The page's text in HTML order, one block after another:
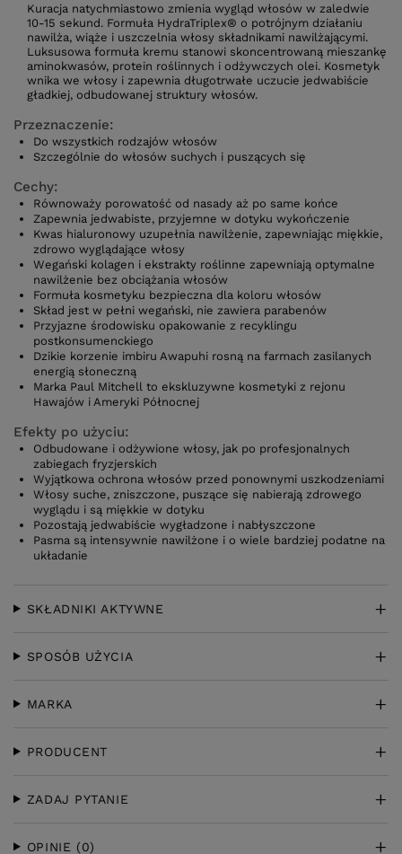
Kuracja natychmiastowo zmienia wygląd włosów w zaledwie
10-15 sekund. Formuła HydraTriplex® o potrójnym działaniu
nawilża, wiąże i uszczelnia włosy składnikami nawilżającymi.
Luksusowa formuła kremu stanowi skoncentrowaną mieszankę
aminokwasów, protein roślinnych i odżywczych olei. Kosmetyk
wnika we włosy i zapewnia długotrwałe uczucie jedwabiście
gładkiej, odbudowanej struktury włosów.
Przeznaczenie:
Do wszystkich rodzajów włosów
Szczególnie do włosów suchych i puszących się
Cechy:
Równoważy porowatość od nasady aż po same końce
Zapewnia jedwabiste, przyjemne w dotyku wykończenie
Kwas hialuronowy uzupełnia nawilżenie, zapewniając miękkie,
zdrowo wyglądające włosy
Wegański kolagen i ekstrakty roślinne zapewniają optymalne
nawilżenie bez obciążania włosów
Formuła kosmetyku bezpieczna dla koloru włosów
Skład jest w pełni wegański, nie zawiera parabenów
Przyjazne środowisku opakowanie z recyklingu
postkonsumenckiego
Dzikie korzenie imbiru Awapuhi rosną na farmach zasilanych
energią słoneczną
Marka Paul Mitchell to ekskluzywne kosmetyki z rejonu
Hawajów i Ameryki Północnej
Efekty po użyciu:
Odbudowane i odżywione włosy, jak po profesjonalnych
zabiegach fryzjerskich
Wyjątkowa ochrona włosów przed ponownymi uszkodzeniami
Włosy suche, zniszczone, puszące się nabierają zdrowego
wyglądu i są miękkie w dotyku
Pozostają jedwabiście wygładzone i nabłyszczone
Pasma są intensywnie nawilżone i o wiele bardziej podatne na
układanie
SKŁADNIKI AKTYWNE
SPOSÓB UŻYCIA
MARKA
PRODUCENT
ZADAJ PYTANIE
OPINIE (0)